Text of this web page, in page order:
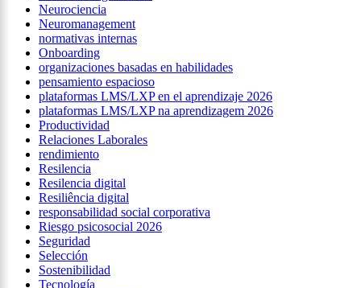
Neurociencia
Neuromanagement
normativas internas
Onboarding
organizaciones basadas en habilidades
pensamiento espacioso
plataformas LMS/LXP en el aprendizaje 2026
plataformas LMS/LXP na aprendizagem 2026
Productividad
Relaciones Laborales
rendimiento
Resilencia
Resilencia digital
Resiliência digital
responsabilidad social corporativa
Riesgo psicosocial 2026
Seguridad
Selección
Sostenibilidad
Tecnología